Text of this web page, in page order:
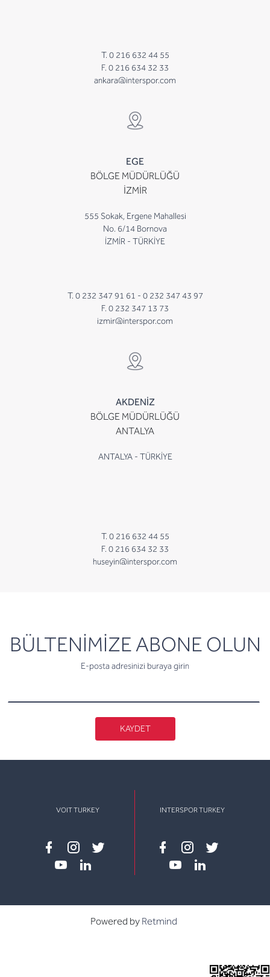
T. 0 216 632 44 55
F. 0 216 634 32 33
ankara@interspor.com
EGE
BÖLGE MÜDÜRLÜĞÜ
İZMİR
555 Sokak, Ergene Mahallesi
No. 6/14 Bornova
İZMİR - TÜRKİYE
T. 0 232 347 91 61 - 0 232 347 43 97
F. 0 232 347 13 73
izmir@interspor.com
AKDENİZ
BÖLGE MÜDÜRLÜĞÜ
ANTALYA
ANTALYA - TÜRKİYE
T. 0 216 632 44 55
F. 0 216 634 32 33
huseyin@interspor.com
BÜLTENİMİZE ABONE OLUN
E-posta adresinizi buraya girin
newsletter
KAYDET
VOIT TURKEY
Facebook
instagram
twitter
INTERSPOR TURKEY
Facebook
instagram
twitter
Powered by Retmind